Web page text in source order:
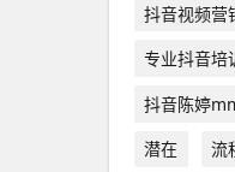
抖音视频营
专业抖音培
抖音陈婷
潜在
流